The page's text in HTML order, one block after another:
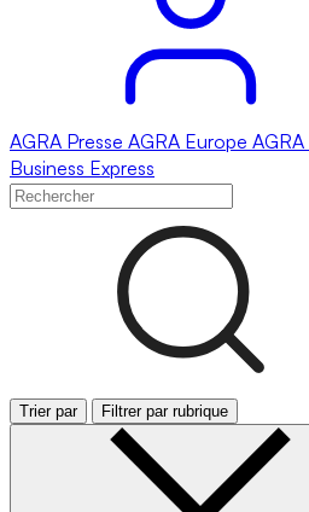
AGRA Presse AGRA Europe AGRA
Business Express
Trier par Filtrer par rubrique